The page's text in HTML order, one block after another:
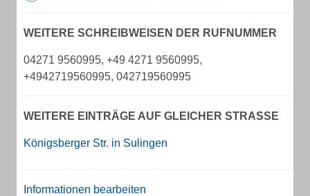
WEITERE SCHREIBWEISEN DER RUFNUMMER
04271 9560995, +49 4271 9560995,
+4942719560995, 042719560995
WEITERE EINTRÄGE AUF GLEICHER STRASSE
Königsberger Str. in Sulingen
Informationen bearbeiten